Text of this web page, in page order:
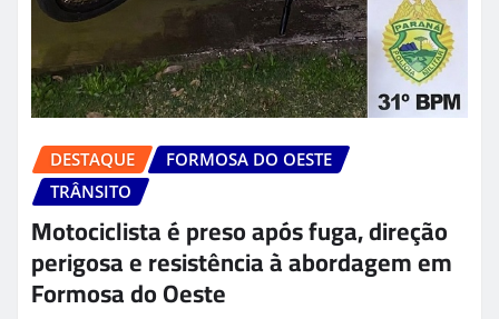
DESTAQUE
FORMOSA DO OESTE
TRÂNSITO
Motociclista é preso após fuga, direção
perigosa e resistência à abordagem em
Formosa do Oeste